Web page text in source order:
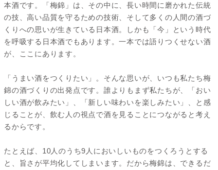
本酒です。「梅錦」は、その中に、長い時間に磨かれた伝統
の技、高い品質を守るための技術、そして多くの人間の酒づ
くりへの思いが生きている日本酒。しかも「今」という時代
を呼吸する日本酒でもあります。一本では語りつくせない酒
が、ここにあります。
「うまい酒をつくりたい」。そんな思いが、いつも私たち梅
錦の酒づくりの出発点です。誰よりもまず私たちが、「おい
しい酒が飲みたい」、「新しい味わいを楽しみたい」、と感
じることが、飲む人の視点で酒を見ることにつながると考え
るからです。
たとえば、10人のうち9人においしいものをつくろうとする
と、旨さが平均化してしまいます。だから梅錦は、できるだ